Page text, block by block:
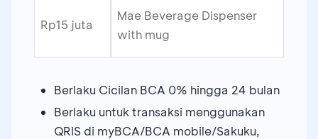
Rp15 juta
Mae Beverage Dispenser
with mug
Berlaku Cicilan BCA 0% hingga 24 bulan
Berlaku untuk transaksi menggunakan
QRIS di myBCA/BCA mobile/Sakuku,